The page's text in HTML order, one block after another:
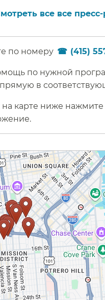
все все
по номеру (415)
по нужной
в
карте ниже